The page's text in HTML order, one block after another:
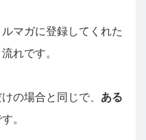
マガに登録してくれた
れです。
の場合と同じで、 ある
。